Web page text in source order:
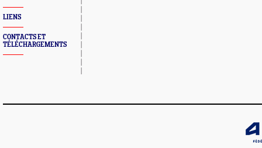
LIENS
CONTACTS ET
TÉLÉCHARGEMENTS